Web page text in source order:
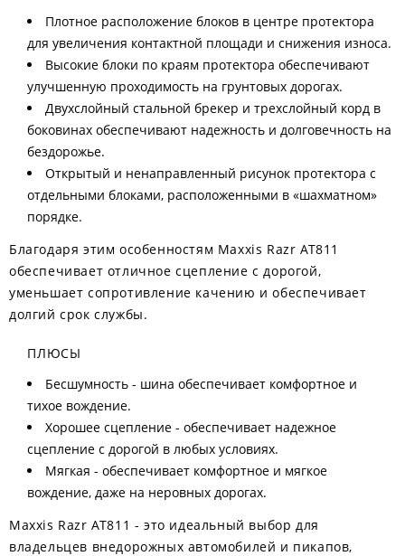
Плотное расположение блоков в центре протектора
для увеличения контактной площади и снижения износа.
Высокие блоки по краям протектора обеспечивают
улучшенную проходимость на грунтовых дорогах.
Двухслойный стальной брекер и трехслойный корд в
боковинах обеспечивают надежность и долговечность на
бездорожье.
Открытый и ненаправленный рисунок протектора с
отдельными блоками, расположенными в «шахматном»
порядке.
Благодаря этим особенностям Maxxis Razr AT811
обеспечивает отличное сцепление с дорогой,
уменьшает сопротивление качению и обеспечивает
долгий срок службы.
ПЛЮСЫ
Бесшумность - шина обеспечивает комфортное и
тихое вождение.
Хорошее сцепление - обеспечивает надежное
сцепление с дорогой в любых условиях.
Мягкая - обеспечивает комфортное и мягкое
вождение, даже на неровных дорогах.
Maxxis Razr AT811 - это идеальный выбор для
владельцев внедорожных автомобилей и пикапов,